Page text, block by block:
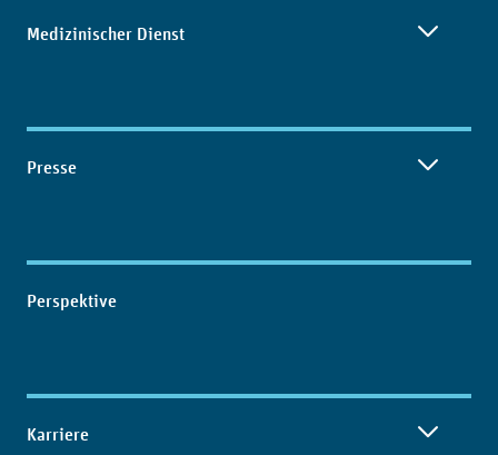
Medizinischer Dienst
Presse
Perspektive
Karriere